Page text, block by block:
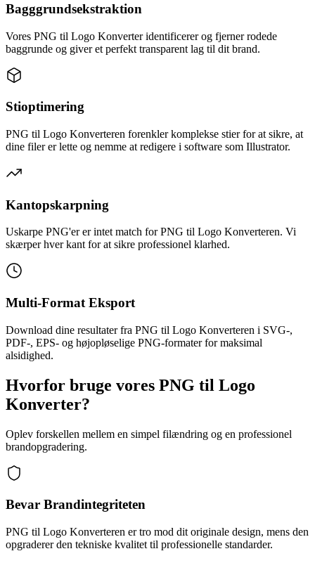
Bagggrundsekstraktion
Vores PNG til Logo Konverter identificerer og fjerner rodede
baggrunde og giver et perfekt transparent lag til dit brand.
Stioptimering
PNG til Logo Konverteren forenkler komplekse stier for at sikre, at
dine filer er lette og nemme at redigere i software som Illustrator.
Kantopskarpning
Uskarpe PNG'er er intet match for PNG til Logo Konverteren. Vi
skærper hver kant for at sikre professionel klarhed.
Multi-Format Eksport
Download dine resultater fra PNG til Logo Konverteren i SVG-,
PDF-, EPS- og højopløselige PNG-formater for maksimal
alsidighed.
Hvorfor bruge vores PNG til Logo
Konverter?
Oplev forskellen mellem en simpel filændring og en professionel
brandopgradering.
Bevar Brandintegriteten
PNG til Logo Konverteren er tro mod dit originale design, mens den
opgraderer den tekniske kvalitet til professionelle standarder.